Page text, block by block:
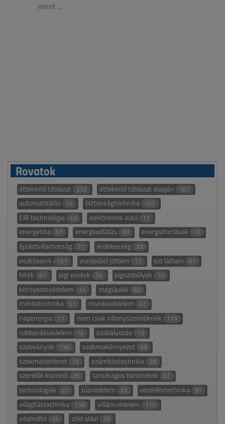
jelent ...
Rovatok
áttekintő táblázat 232 áttekintő táblázat alapján 107
automatizálás 14 biztonságtechnika 102
EIB technológia 43 elektromos autó 17
energetika 57 energiaellátás 30 energiaforrások 19
épületvillamosság 21 érdekesség 29
eszközeink 151 európából jöttem 12 ezt láttam 61
hírek 67 jogi esetek 54 jogszabályok 10
környezetvédelem 14 megújulók 62
méréstechnika 61 munkavédelem 37
napenergia 17 nem csak villanyszerelőknek 119
robbanásvédelem 16 szabályozás 13
szabványok 136 szakmakörnyezet 99
szakmatörténet 15 számítástechnika 28
szerelők közelről 26 tanulságos történetek 97
technológiák 27 tűzvédelem 52 vezérléstechnika 97
világítástechnika 138 villámvédelem 110
vitaindító 34 zöld oldal 28